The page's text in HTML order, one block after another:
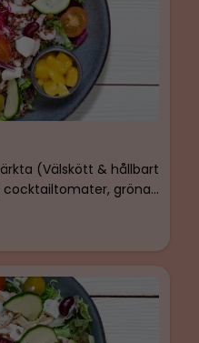
(Välskött & hållbart
cocktailtomater, gröna